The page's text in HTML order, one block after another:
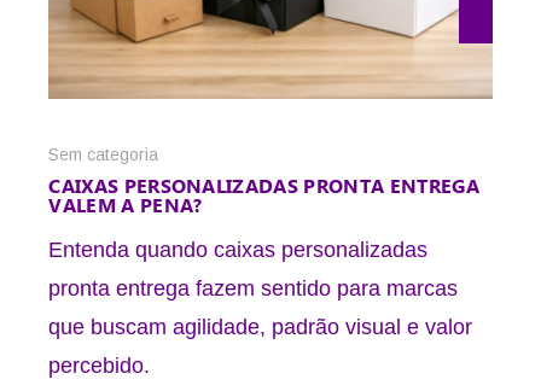
Sem categoria
CAIXAS PERSONALIZADAS PRONTA ENTREGA
VALEM A PENA?
Entenda quando caixas personalizadas
pronta entrega fazem sentido para marcas
que buscam agilidade, padrão visual e valor
percebido.